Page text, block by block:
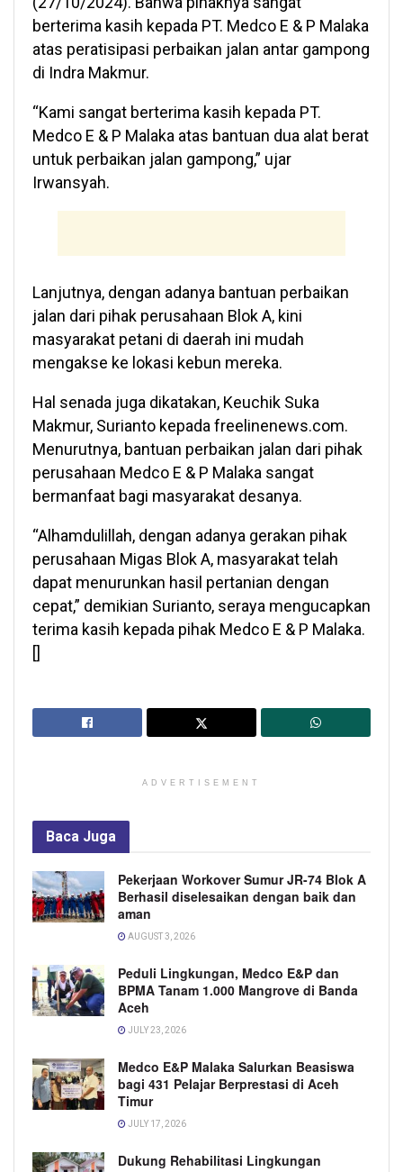
berterima kasih kepada PT. Medco E & P Malaka
atas peratisipasi perbaikan jalan antar gampong
di Indra Makmur.
“Kami sangat berterima kasih kepada PT.
Medco E & P Malaka atas bantuan dua alat berat
untuk perbaikan jalan gampong,” ujar
Irwansyah.
Lanjutnya, dengan adanya bantuan perbaikan
jalan dari pihak perusahaan Blok A, kini
masyarakat petani di daerah ini mudah
mengakse ke lokasi kebun mereka.
Hal senada juga dikatakan, Keuchik Suka
Makmur, Surianto kepada freelinenews.com.
Menurutnya, bantuan perbaikan jalan dari pihak
perusahaan Medco E & P Malaka sangat
bermanfaat bagi masyarakat desanya.
“Alhamdulillah, dengan adanya gerakan pihak
perusahaan Migas Blok A, masyarakat telah
dapat menurunkan hasil pertanian dengan
cepat,” demikian Surianto, seraya mengucapkan
terima kasih kepada pihak Medco E & P Malaka.
[]
ADVERTISEMENT
Baca Juga
Pekerjaan Workover Sumur JR-74 Blok A
Berhasil diselesaikan dengan baik dan
aman
AUGUST 3, 2026
Peduli Lingkungan, Medco E&P dan
BPMA Tanam 1.000 Mangrove di Banda
Aceh
JULY 23, 2026
Medco E&P Malaka Salurkan Beasiswa
bagi 431 Pelajar Berprestasi di Aceh
Timur
JULY 17, 2026
Dukung Rehabilitasi Lingkungan